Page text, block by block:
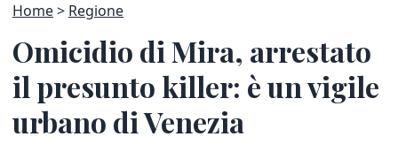
Home Regione
Omicidio di Mira, arrestato
il presunto killer: è un vigile
urbano di Venezia